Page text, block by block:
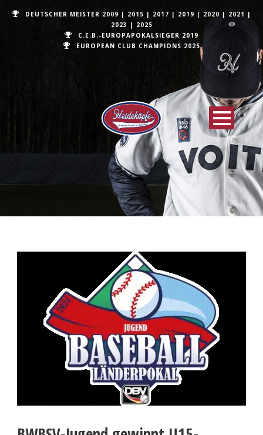
DEUTSCHER MEISTER 2009 | 2015 | 2017 | 2019 | 2020 | 2021 |
2023 | 2025
C.E.B.-EUROPAPOKALSIEGER 2019
EUROPEAN CLUB CHAMPIONS 2025